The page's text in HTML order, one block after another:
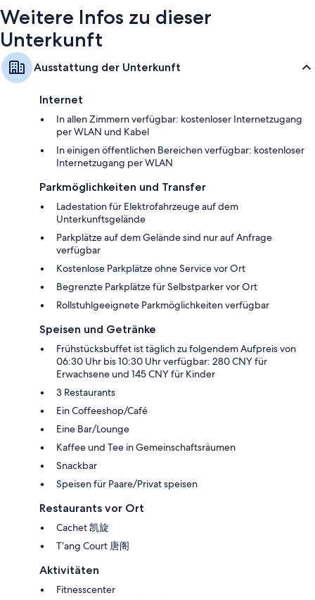
Weitere Infos zu dieser
Unterkunft
Ausstattung der Unterkunft
Internet
In allen Zimmern verfügbar: kostenloser Internetzugang
per WLAN und Kabel
In einigen öffentlichen Bereichen verfügbar: kostenloser
Internetzugang per WLAN
Parkmöglichkeiten und Transfer
Ladestation für Elektrofahrzeuge auf dem
Unterkunftsgelände
Parkplätze auf dem Gelände sind nur auf Anfrage
verfügbar
Kostenlose Parkplätze ohne Service vor Ort
Begrenzte Parkplätze für Selbstparker vor Ort
Rollstuhlgeeignete Parkmöglichkeiten verfügbar
Speisen und Getränke
Frühstücksbuffet ist täglich zu folgendem Aufpreis von
06:30 Uhr bis 10:30 Uhr verfügbar: 280 CNY für
Erwachsene und 145 CNY für Kinder
3 Restaurants
Ein Coffeeshop/Café
Eine Bar/Lounge
Kaffee und Tee in Gemeinschaftsräumen
Snackbar
Speisen für Paare/Privat speisen
Restaurants vor Ort
Cachet 凯旋
T‘ang Court 唐阁
Aktivitäten
Fitnesscenter